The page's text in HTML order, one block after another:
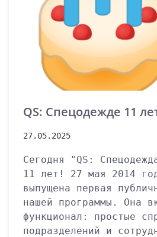
QS: Спецодежде 11
27.05.2025
Сегодня "QS:
11 лет! 27 мая 2014
выпущена первая
нашей программы. Она
функционал: простые
подразделений и